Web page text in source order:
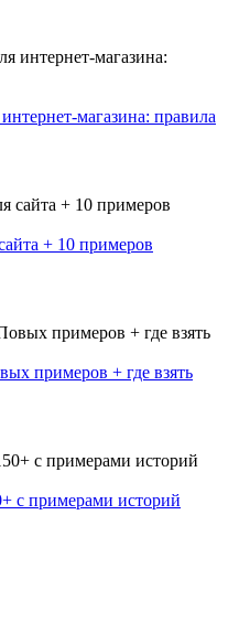
магазина: правила
+ 10 примеров
примеров + где взять
с примерами историй